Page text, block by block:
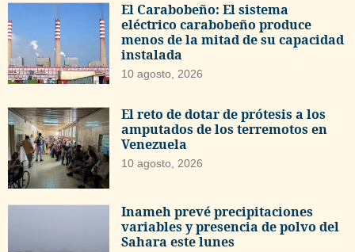
El Carabobeño: El sistema
eléctrico carabobeño produce
menos de la mitad de su capacidad
instalada
10 agosto, 2026
El reto de dotar de prótesis a los
amputados de los terremotos en
Venezuela
10 agosto, 2026
Inameh prevé precipitaciones
variables y presencia de polvo del
Sahara este lunes